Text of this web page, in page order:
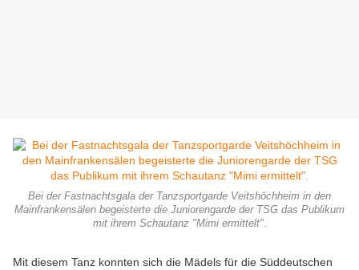
Bei der Fastnachtsgala der Tanzsportgarde Veitshöchheim in den
Mainfrankensälen begeisterte die Juniorengarde der TSG das Publikum
mit ihrem Schautanz "Mimi ermittelt".
Mit diesem Tanz konnten sich die Mädels für die Süddeutschen